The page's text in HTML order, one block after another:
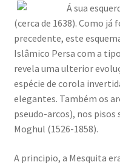
Á sua
(cerca de 1638). Como já
precedente, este
Islâmico Persa com a
revela uma ulterior
espécie de corola
elegantes. Também os
pseudo-arcos), nos
Moghul (1526-1858).
A principio, a Mesquita